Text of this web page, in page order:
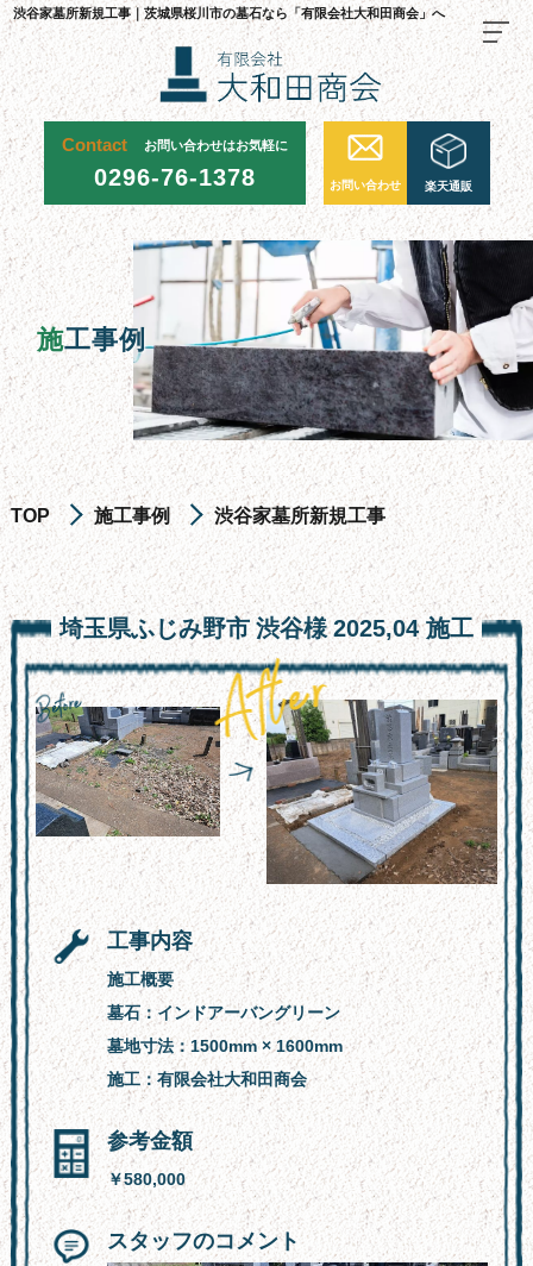
渋谷家墓所新規工事｜茨城県桜川市の墓石なら「有限会社大和田商会」へ
Contact お問い合わせはお気軽に
0296-76-1378 お問い合わせ 楽天通販
施工事例
TOP 施工事例 渋谷家墓所新規工事
TOP
当社が選ばれる理由
施工事例
お墓について
お墓を建てる
お墓のリフォーム・修繕
お墓じまい
お墓の引っ越し
文字彫り
採用情報
楽天通販
スタッフ紹介
よくある質問
会社概要
お問い合わせフォーム
サイトマップ
新着情報
埼玉県ふじみ野市 渋谷様 2025,04施工
工事内容
施工概要
墓石：インドアーバングリーン
墓地寸法：1500mm × 1600mm
施工：有限会社大和田商会
参考金額
￥580,000
スタッフのコメント